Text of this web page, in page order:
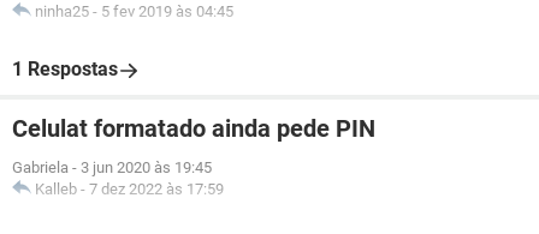
ninha25 - 5 fev 2019 às 04:45
1 Respostas
Celulat formatado ainda pede PIN
Gabriela - 3 jun 2020 às 19:45
Kalleb - 7 dez 2022 às 17:59